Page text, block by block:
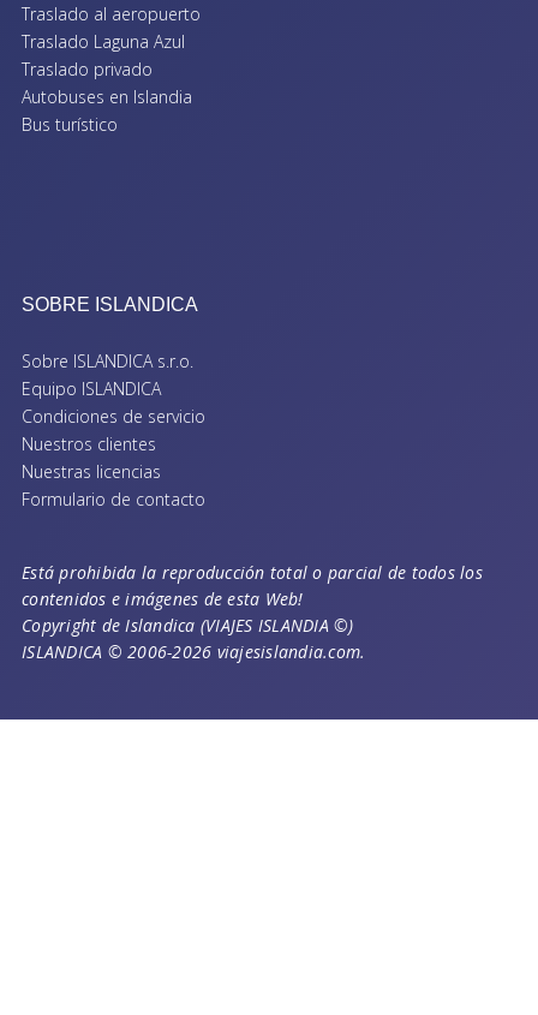
Traslado al aeropuerto
Traslado Laguna Azul
Traslado privado
Autobuses en Islandia
Bus turístico
SOBRE ISLANDICA
Sobre ISLANDICA s.r.o.
Equipo ISLANDICA
Condiciones de servicio
Nuestros clientes
Nuestras licencias
Formulario de contacto
Está prohibida la reproducción total o parcial de todos los
contenidos e imágenes de esta Web!
Copyright de Islandica (VIAJES ISLANDIA ©)
ISLANDICA © 2006-2026 viajesislandia.com.